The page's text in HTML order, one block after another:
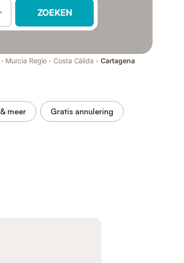
ZOEKEN
· Murcia Regio · Costa Cálida · Cartagena
& meer Gratis annulering